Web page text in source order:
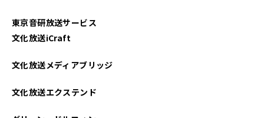
東京音研放送サービス
文化放送iCraft
文化放送メディアブリッジ
文化放送エクステンド